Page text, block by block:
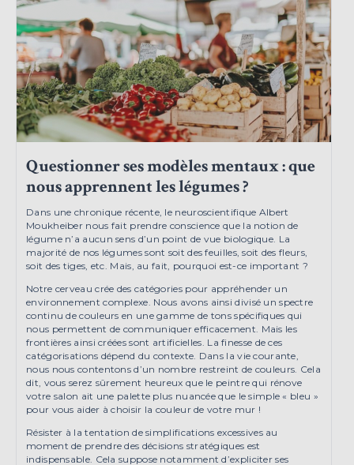
Questionner ses modèles mentaux : que
nous apprennent les légumes ?
Dans une chronique récente, le neuroscientifique Albert
Moukheiber nous fait prendre conscience que la notion de
légume n’a aucun sens d’un point de vue biologique. La
majorité de nos légumes sont soit des feuilles, soit des fleurs,
soit des tiges, etc. Mais, au fait, pourquoi est-ce important ?
Notre cerveau crée des catégories pour appréhender un
environnement complexe. Nous avons ainsi divisé un spectre
continu de couleurs en une gamme de tons spécifiques qui
nous permettent de communiquer efficacement. Mais les
frontières ainsi créées sont artificielles. La finesse de ces
catégorisations dépend du contexte. Dans la vie courante,
nous nous contentons d’un nombre restreint de couleurs. Cela
dit, vous serez sûrement heureux que le peintre qui rénove
votre salon ait une palette plus nuancée que le simple « bleu »
pour vous aider à choisir la couleur de votre mur !
Résister à la tentation de simplifications excessives au
moment de prendre des décisions stratégiques est
indispensable. Cela suppose notamment d’expliciter ses